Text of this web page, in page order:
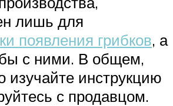
лишь для
появления грибков, а
с ними. В общем,
изучайте инструкцию
с продавцом.